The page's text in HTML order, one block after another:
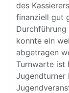
des
finanziell gut
konnte ein
abgetragen
Turnwarte ist
Jugendturner